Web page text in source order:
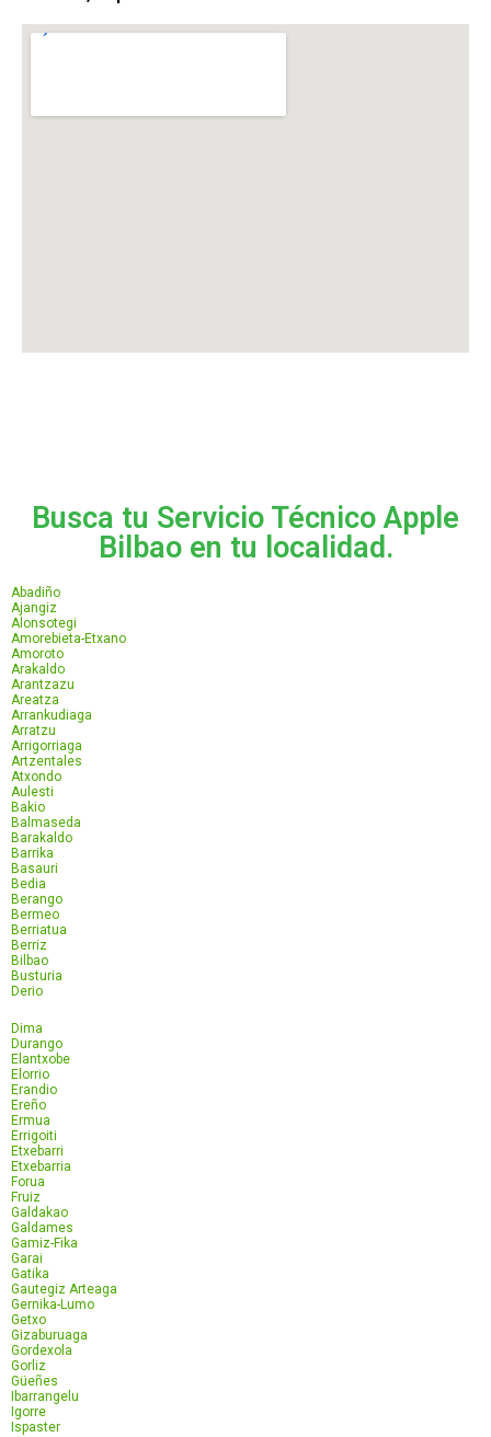
Busca tu Servicio Técnico Apple
Bilbao en tu localidad.
Abadiño
Ajangiz
Alonsotegi
Amorebieta-Etxano
Amoroto
Arakaldo
Arantzazu
Areatza
Arrankudiaga
Arratzu
Arrigorriaga
Artzentales
Atxondo
Aulesti
Bakio
Balmaseda
Barakaldo
Barrika
Basauri
Bedia
Berango
Bermeo
Berriatua
Berriz
Bilbao
Busturia
Derio
Dima
Durango
Elantxobe
Elorrio
Erandio
Ereño
Ermua
Errigoiti
Etxebarri
Etxebarria
Forua
Fruiz
Galdakao
Galdames
Gamiz-Fika
Garai
Gatika
Gautegiz Arteaga
Gernika-Lumo
Getxo
Gizaburuaga
Gordexola
Gorliz
Güeñes
Ibarrangelu
Igorre
Ispaster